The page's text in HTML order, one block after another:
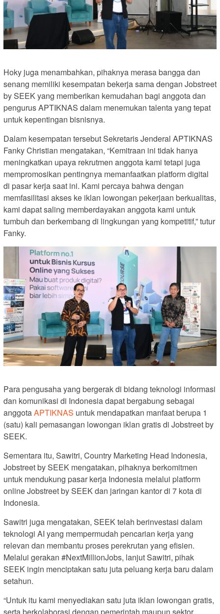
Hoky juga menambahkan, pihaknya merasa bangga dan
senang memiliki kesempatan bekerja sama dengan Jobstreet
by SEEK yang memberikan kemudahan bagi anggota dan
pengurus APTIKNAS dalam menemukan talenta yang tepat
untuk kepentingan bisnisnya.
Dalam kesempatan tersebut Sekretaris Jenderal APTIKNAS
Fanky Christian mengatakan, “Kemitraan ini tidak hanya
meningkatkan upaya rekrutmen anggota kami tetapi juga
mempromosikan pentingnya memanfaatkan platform digital
di pasar kerja saat ini. Kami percaya bahwa dengan
memfasilitasi akses ke iklan lowongan pekerjaan berkualitas,
kami dapat saling memberdayakan anggota kami untuk
tumbuh dan berkembang di lingkungan yang kompetitif,” tutur
Fanky.
Para pengusaha yang bergerak di bidang teknologi informasi
dan komunikasi di Indonesia dapat bergabung sebagai
anggotaAPTIKNAS untuk mendapatkan manfaat berupa 1
(satu) kali pemasangan lowongan iklan gratis di Jobstreet by
SEEK.
Sementara itu, Sawitri, Country Marketing Head Indonesia,
Jobstreet by SEEK mengatakan, pihaknya berkomitmen
untuk mendukung pasar kerja Indonesia melalui platform
online Jobstreet by SEEK dan jaringan kantor di 7 kota di
Indonesia.
Sawitri juga mengatakan, SEEK telah berinvestasi dalam
teknologi AI yang mempermudah pencarian kerja yang
relevan dan membantu proses perekrutan yang efisien.
Melalui gerakan #NextMillionJobs, lanjut Sawitri, pihak
SEEK ingin menciptakan satu juta peluang kerja baru dalam
setahun.
“Untuk itu kami menyediakan satu juta iklan lowongan gratis,